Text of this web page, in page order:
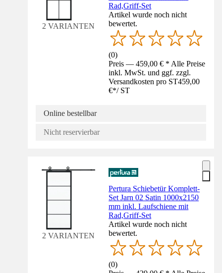
2 VARIANTEN
Rad,Griff-Set
Artikel wurde noch nicht
bewertet.
(0)
Preis — 459,00 € * Alle Preise
inkl. MwSt. und ggf. zzgl.
Versandkosten pro ST459,00
€*/ ST
Online bestellbar
Nicht reservierbar
2 VARIANTEN
Pertura Schiebetür Komplett-
Set Jarn 02 Satin 1000x2150
mm inkl. Laufschiene mit
Rad,Griff-Set
Artikel wurde noch nicht
bewertet.
(0)